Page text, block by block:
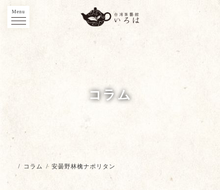
Menu
コラム
/ コラム / 安曇野林檎ナポリタン